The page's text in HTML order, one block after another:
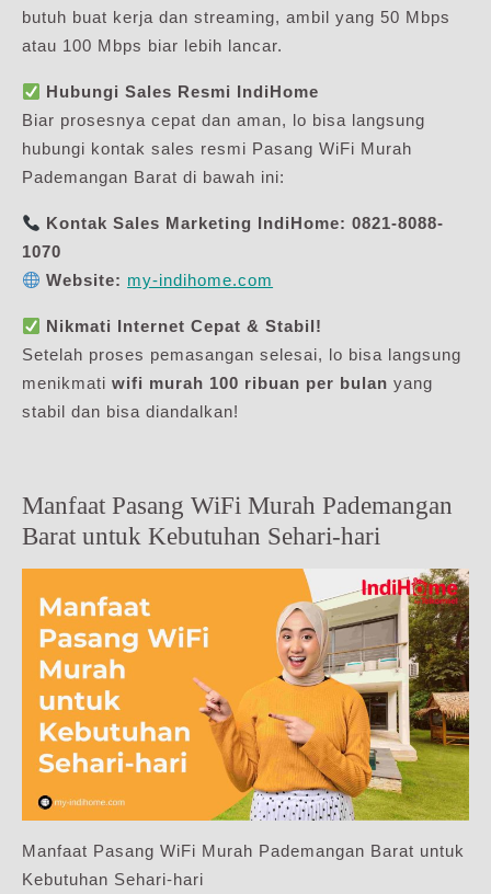
butuh buat kerja dan streaming, ambil yang 50 Mbps
atau 100 Mbps biar lebih lancar.
Hubungi Sales Resmi IndiHome
Biar prosesnya cepat dan aman, lo bisa langsung
hubungi kontak sales resmi Pasang WiFi Murah
Pademangan Barat di bawah ini:
Kontak Sales Marketing IndiHome: 0821-8088-
1070
Website: my-indihome.com
Nikmati Internet Cepat & Stabil!
Setelah proses pemasangan selesai, lo bisa langsung
menikmati wifi murah 100 ribuan per bulan yang
stabil dan bisa diandalkan!
Manfaat Pasang WiFi Murah Pademangan
Barat untuk Kebutuhan Sehari-hari
Manfaat Pasang WiFi Murah Pademangan Barat untuk
Kebutuhan Sehari-hari